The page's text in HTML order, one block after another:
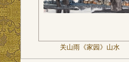
关山雨《家园》山水